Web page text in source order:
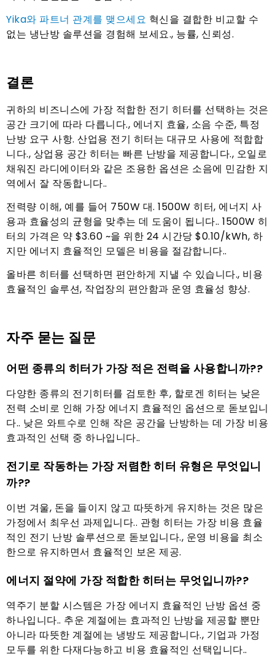
Yika와 파트너 관계를 맺으세요 혁신을 결합한 비교할 수
없는 냉난방 솔루션을 경험해 보세요., 능률, 신뢰성.
결론
귀하의 비즈니스에 가장 적합한 전기 히터를 선택하는 것은
공간 크기에 따라 다릅니다., 에너지 효율, 소음 수준, 특정
난방 요구 사항. 산업용 전기 히터는 대규모 사용에 적합합
니다., 상업용 공간 히터는 빠른 난방을 제공합니다., 오일로
채워진 라디에이터와 같은 조용한 옵션은 소음에 민감한 지
역에서 잘 작동합니다..
전력량 이해, 예를 들어 750W 대. 1500W 히터, 에너지 사
용과 효율성의 균형을 맞추는 데 도움이 됩니다.. 1500W 히
터의 가격은 약 $3.60 ~을 위한 24 시간당 $0.10/kWh, 하
지만 에너지 효율적인 모델은 비용을 절감합니다..
올바른 히터를 선택하면 편안하게 지낼 수 있습니다., 비용
효율적인 솔루션, 작업장의 편안함과 운영 효율성 향상.
자주 묻는 질문
어떤 종류의 히터가 가장 적은 전력을 사용합니까??
다양한 종류의 전기히터를 검토한 후, 할로겐 히터는 낮은
전력 소비로 인해 가장 에너지 효율적인 옵션으로 돋보입니
다.. 낮은 와트수로 인해 작은 공간을 난방하는 데 가장 비용
효과적인 선택 중 하나입니다..
전기로 작동하는 가장 저렴한 히터 유형은 무엇입니
까??
이번 겨울, 돈을 들이지 않고 따뜻하게 유지하는 것은 많은
가정에서 최우선 과제입니다.. 관형 히터는 가장 비용 효율
적인 전기 난방 솔루션으로 돋보입니다., 운영 비용을 최소
한으로 유지하면서 효율적인 보온 제공.
에너지 절약에 가장 적합한 히터는 무엇입니까??
역주기 분할 시스템은 가장 에너지 효율적인 난방 옵션 중
하나입니다.. 추운 계절에는 효과적인 난방을 제공할 뿐만
아니라 따뜻한 계절에는 냉방도 제공합니다., 기업과 가정
모두를 위한 다재다능하고 비용 효율적인 선택입니다..